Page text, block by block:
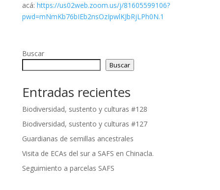
acá: https://us02web.zoom.us/j/81605599106?
pwd=mNmKb76bIEb2nsOzIpwlKJbRjLPh0N.1
Buscar
Buscar
Entradas recientes
Biodiversidad, sustento y culturas #128
Biodiversidad, sustento y culturas #127
Guardianas de semillas ancestrales
Visita de ECAs del sur a SAFS en Chinacla.
Seguimiento a parcelas SAFS